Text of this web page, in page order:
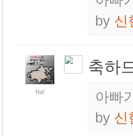
by 신
Na!
축하
아빠
by 신